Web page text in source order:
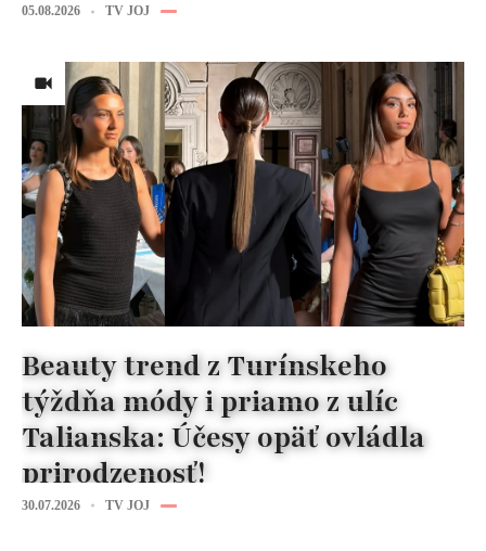
05.08.2026 TV JOJ
Beauty trend z Turínskeho
týždňa módy i priamo z ulíc
Talianska: Účesy opäť ovládla
prirodzenosť!
30.07.2026 TV JOJ